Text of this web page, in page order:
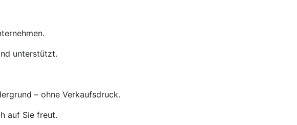
unterstützt.
– ohne Verkaufsdruck.
auf Sie freut.